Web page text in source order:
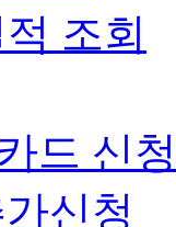
조회
드 신청
신청